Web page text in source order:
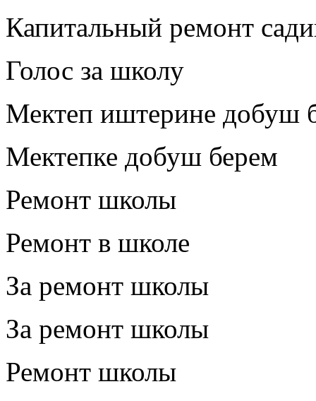
Капитальный ремонт
Голос за школу
Мектеп иштерине добуш
Мектепке добуш берем
Ремонт школы
Ремонт в школе
За ремонт школы
За ремонт школы
Ремонт школы